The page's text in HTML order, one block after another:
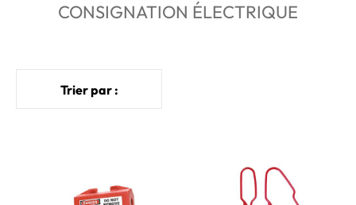
CONSIGNATION ÉLECTRIQUE
Trier par :